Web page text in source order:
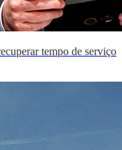
tempo de serviço